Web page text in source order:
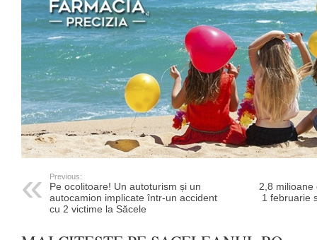
Previous:
Pe ocolitoare! Un autoturism și un
autocamion implicate într-un accident
cu 2 victime la Săcele
2,8 milioane
1 februarie